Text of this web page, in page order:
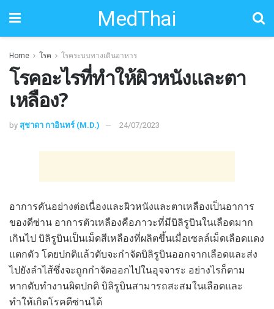
MedThai
Home โรค โรคระบบทางเดินอาหาร
โรคอะไรที่ทำให้ผิวหนังและตา
เหลือง?
by สุชาดา กาอินทร์ (M.D.) 24/07/2023
อาการคันอย่างต่อเนื่องและผิวหนังและตาเหลืองเป็นอาการ
ของดีซ่าน อาการตัวเหลืองคือภาวะที่มีบิลิรูบินในเลือดมาก
เกินไป บิลิรูบินเป็นเม็ดสีเหลืองที่ผลิตขึ้นเมื่อเซลล์เม็ดเลือดแดง
แตกตัว โดยปกติแล้วตับจะกำจัดบิลิรูบินออกจากเลือดและส่ง
ไปยังลำไส้ซึ่งจะถูกกำจัดออกไปในอุจจาระ อย่างไรก็ตาม
หากตับทำงานผิดปกติ บิลิรูบินสามารถสะสมในเลือดและ
ทำให้เกิดโรคดีซ่านได้